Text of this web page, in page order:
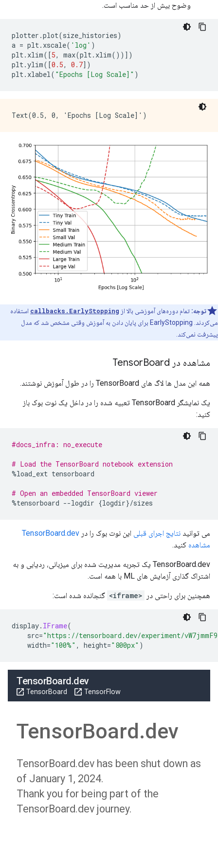
وضوح بیش از حد مناسب است.
plotter .plot(size_histories)
a = plt. xscale( 'log' )
plt. xlim([5, max(plt. xlim())])
plt.ylim([0.5, 0.7])
plt. xlabel( "Epochs [Log Scale]" )
توجه: تمام دوره‌های آموزشی بالا از callbacks.EarlyStopping استفاده
می‌کردند. EarlyStopping برای پایان دادن به آموزش وقتی مشخص شد که مدل
پیشرفت نمی‌کند.
مشاهده در Tensor Board
همه این مدل ها لاگ های TensorBoard را در طول آموزش نوشتند.
یک نمایشگر TensorBoard تعبیه شده را در داخل یک نوت بوک باز
کنید:
#docs_infra: no_execute
# Load the TensorBoard notebook extension
%load_ext tensorboard
# Open an embedded TensorBoard viewer
%tensorboard --logdir {logdir}/sizes
می توانید نتایج اجرای قبلی این نوت بوک را در TensorBoard.dev
مشاهده کنید.
TensorBoard.dev یک تجربه مدیریت شده برای میزبانی، ردیابی و به
اشتراک گذاری آزمایش های ML با همه است.
همچنین برای راحتی در <iframe> گنجانده شده است:
display. IFrame(
src="https://tensorboard.dev/experiment/
width="100%" , height="800px" )